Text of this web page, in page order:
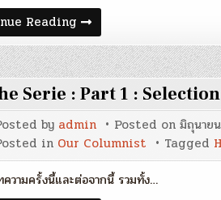
Reading วิธี
การ
ลงทุน
ของ
พี่
โจ
ลูก
อีสาน
Serie : Part 1 :
by admin Posted on มิถุนาย
in Our Columnist Tagged
วามครั้งนี้และต่อจากนี้ รวมทั้ง…